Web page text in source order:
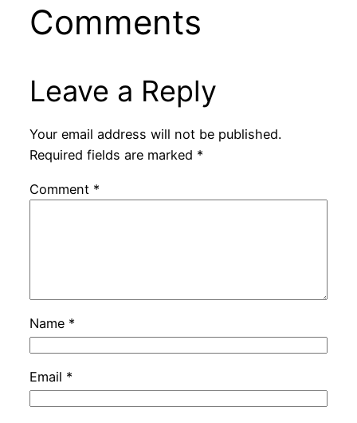
Comments
Leave a Reply
Your email address will not be published.
Required fields are marked *
Comment *
Name *
Email *